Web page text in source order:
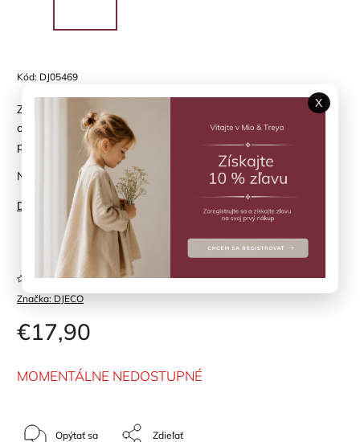
Kód: DJ05469
Z DJECO kolekcie "uletených autíčok" (Crazy Motors) s
odpružením podvozku a špeciálne pre každé auto vyrobenou a
prilepenou figúrkou vodiča, ktorého hlava sa dá otáčať.
Nevyhnutný doplnok každej zbierky pre deti od 3 do 9 rokov.
Detailné informácie
Položka bola vypredaná…
Značka: DJECO
Neohodnotené
€17,90
MOMENTÁLNE NEDOSTUPNÉ
Opýtať sa Zdieľať
X